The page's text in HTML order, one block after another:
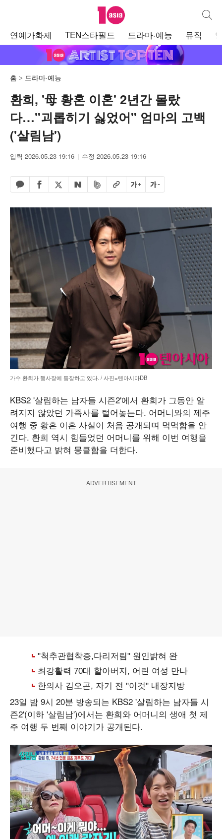
텐아시아 통합
연예가화제 TEN스타필드 드라마·예능 뮤직
홈 드라마·예능
환희, '母 황혼 이혼' 2년간 몰랐
다…"괴롭히기 싫었어" 엄마의 고백
('살림남')
입력 2026.05.23 19:16 수정 2026.05.23 19:16
카카오톡 공유하기
페이스북 공유하기
엑스 공유하기
네이버 공유하기
밴드 공유하기
URL복사글자 크게글자 작게
가수 환희가 행사장에 등장하고 있다. / 사진=텐아시아DB
KBS2 '살림하는 남자들 시즌2'에서 환희가 그동안 알
려지지 않았던 가족사를 털어놓는다. 어머니와의 제주
여행 중 황혼 이혼 사실이 처음 공개되며 먹먹함을 안
긴다. 환희 역시 힘들었던 어머니를 위해 이번 여행을
준비했다고 밝혀 뭉클함을 더한다.
ADVERTISEMENT
23일 밤 9시 20분 방송되는 KBS2 '살림하는 남자들 시
즌2'(이하 '살림남')에서는 환희와 어머니의 생애 첫 제
주 여행 두 번째 이야기가 공개된다.